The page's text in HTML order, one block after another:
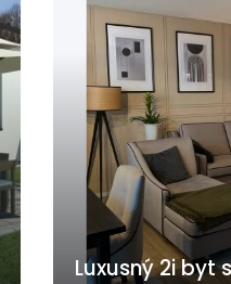
Luxusný 2i byt